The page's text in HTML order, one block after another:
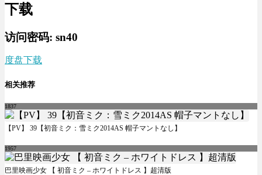
下载
访问密码: sn40
度盘下载
相关推荐
1837
【PV】 39【初音ミク：雪ミク2014AS 帽子マントなし】
1957
巴里映画少女 【 初音ミク – ホワイトドレス 】超清版